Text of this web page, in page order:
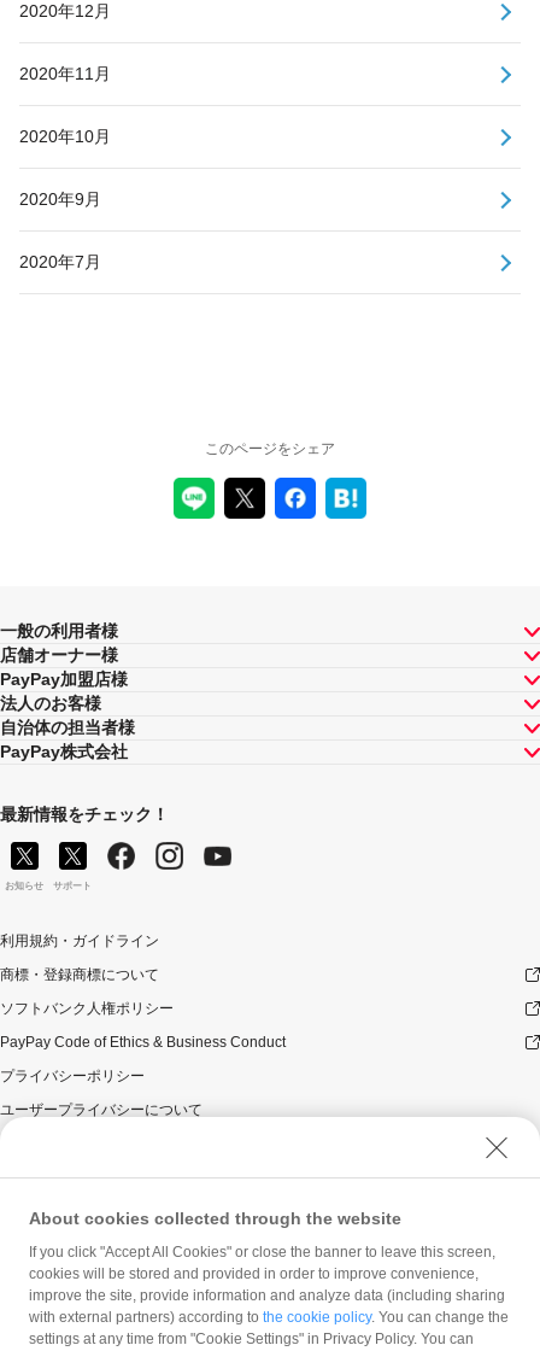
2020年12月
2020年11月
2020年10月
2020年9月
2020年7月
このページをシェア
一般の利用者様
店舗オーナー様
PayPay加盟店様
法人のお客様
自治体の担当者様
PayPay株式会社
最新情報をチェック！
お知らせ サポート
利用規約・ガイドライン
商標・登録商標について
ソフトバンク人権ポリシー
PayPay Code of Ethics & Business Conduct
プライバシーポリシー
ユーザープライバシーについて
ウェブサイト利用規約
反社会的勢力に対する方針
勧誘方針
マネロン等基本方針
カスタマーハラスメントに関する当社の考え方
About cookies collected through the website
If you click "Accept All Cookies" or close the banner to leave this screen,
cookies will be stored and provided in order to improve convenience,
improve the site, provide information and analyze data (including sharing
with external partners) according to the cookie policy. You can change the
settings at any time from "Cookie Settings" in Privacy Policy. You can